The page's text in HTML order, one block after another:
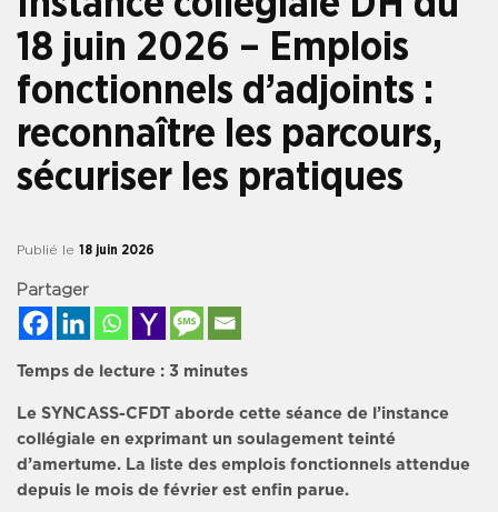
18 juin 2026 – Emplois
fonctionnels d’adjoints :
reconnaître les parcours,
sécuriser les pratiques
Publié le 18 juin 2026
Partager
Temps de lecture : 3 minutes
Le SYNCASS-CFDT aborde cette séance de l’instance
collégiale en exprimant un soulagement teinté
d’amertume. La liste des emplois fonctionnels attendue
depuis le mois de février est enfin parue.